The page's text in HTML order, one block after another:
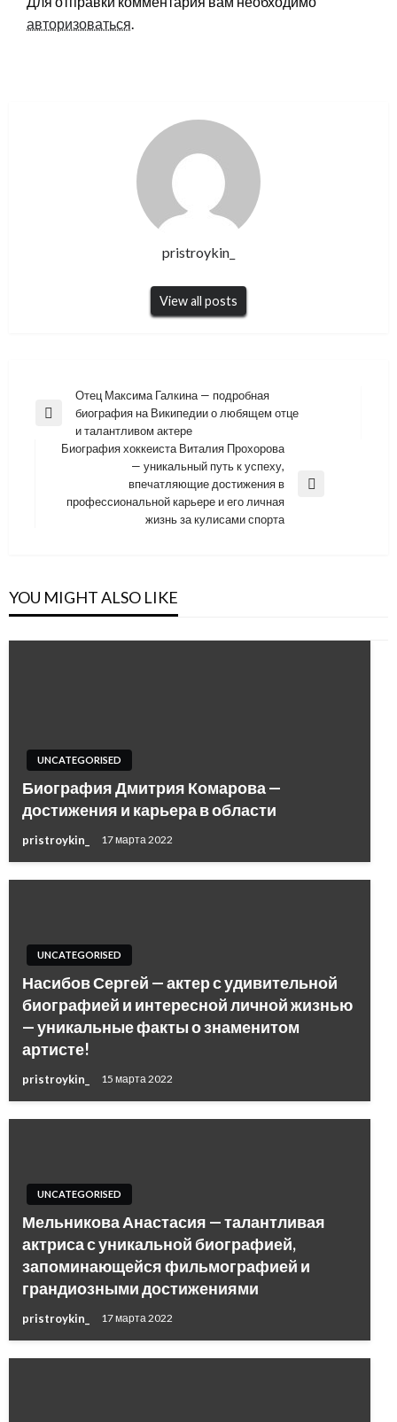
авторизоваться.
pristroykin_
View all posts
Навигация
по
записям
Previous
Отец Максима Галкина — подробная
биография на Википедии о любящем отце
и талантливом актере
Post
Биография хоккеиста Виталия Прохорова
— уникальный путь к успеху,
впечатляющие достижения в
профессиональной карьере и его личная
жизнь за кулисами спорта
YOU MIGHT ALSO LIKE
UNCATEGORISED
Биография Дмитрия Комарова —
достижения и карьера в области
pristroykin_ 17 марта 2022
UNCATEGORISED
Насибов Сергей — актер с удивительной
биографией и интересной личной жизнью
— уникальные факты о знаменитом
артисте!
pristroykin_ 15 марта 2022
UNCATEGORISED
Мельникова Анастасия — талантливая
актриса с уникальной биографией,
запоминающейся фильмографией и
грандиозными достижениями
pristroykin_ 17 марта 2022